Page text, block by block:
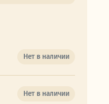
Нет в наличии
Нет в наличии